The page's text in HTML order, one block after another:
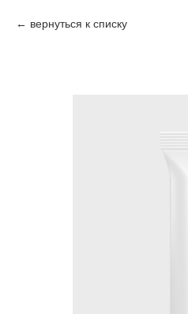
вернуться к списку